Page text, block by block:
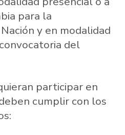
para la
y en modalidad
del
participar en
cumplir con los